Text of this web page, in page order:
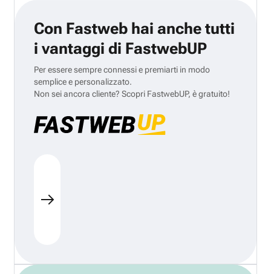
Con Fastweb hai anche tutti
i vantaggi di FastwebUP
Per essere sempre connessi e premiarti in modo
semplice e personalizzato.
Non sei ancora cliente? Scopri FastwebUP, è gratuito!